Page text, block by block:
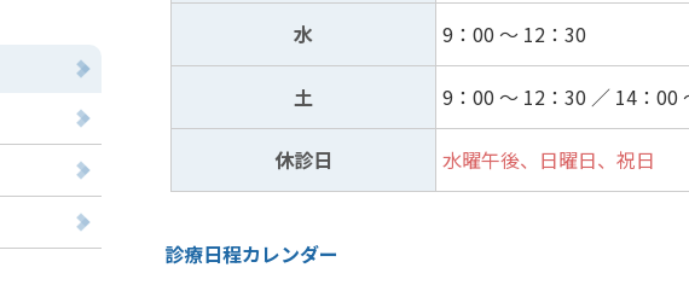
水 9：00 ～ 12：30
土 9：00 ～ 12：30 ／ 14：00
休診日 水曜午後、日曜日、祝日
診療日程カレンダー